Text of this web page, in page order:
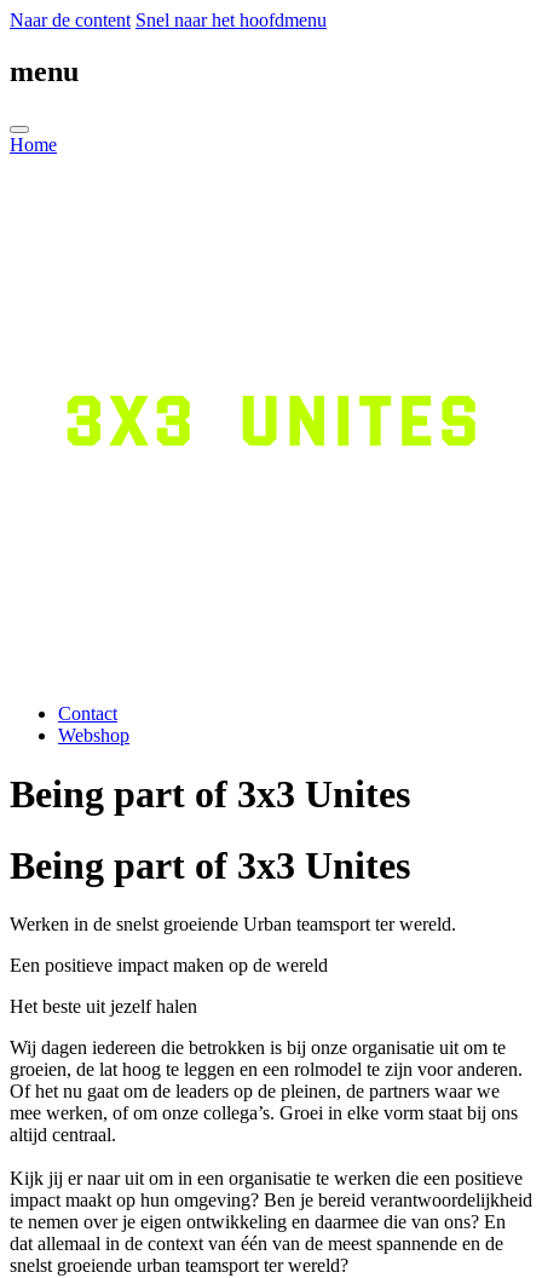
Naar de content Snel naar het hoofdmenu
menu
Home
Contact
Webshop
Being part of 3x3 Unites
Being part of 3x3 Unites
Werken in de snelst groeiende Urban teamsport ter wereld.
Een positieve impact maken op de wereld
Het beste uit jezelf halen
Wij dagen iedereen die betrokken is bij onze organisatie uit om te
groeien, de lat hoog te leggen en een rolmodel te zijn voor anderen.
Of het nu gaat om de leaders op de pleinen, de partners waar we
mee werken, of om onze collega’s. Groei in elke vorm staat bij ons
altijd centraal.
Kijk jij er naar uit om in een organisatie te werken die een positieve
impact maakt op hun omgeving? Ben je bereid verantwoordelijkheid
te nemen over je eigen ontwikkeling en daarmee die van ons? En
dat allemaal in de context van één van de meest spannende en de
snelst groeiende urban teamsport ter wereld?